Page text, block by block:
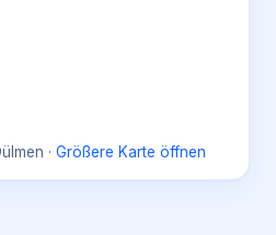
· Größere Karte öffnen